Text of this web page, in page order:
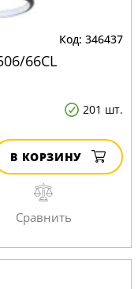
346437
66CL
201 шт.
В КОРЗИНУ